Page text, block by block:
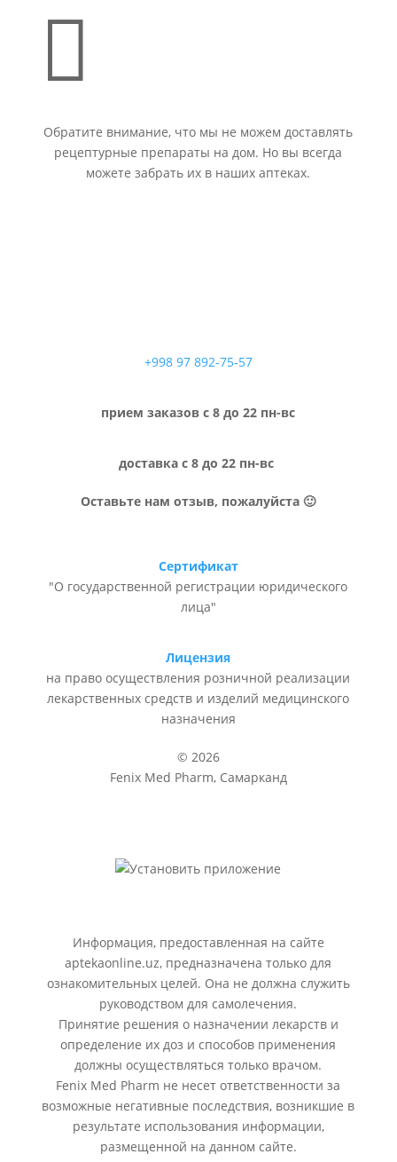

Обратите внимание, что мы не можем доставлять
рецептурные препараты на дом. Но вы всегда
можете забрать их в наших аптеках.
+998 97 892-75-57
прием заказов с 8 до 22 пн-вс
доставка с 8 до 22 пн-вс
Оставьте нам отзыв, пожалуйста 🙂
Сертификат
"О государственной регистрации юридического
лица"
Лицензия
на право осуществления розничной реализации
лекарственных средств и изделий медицинского
назначения
© 2026
Fenix Med Pharm, Самарканд
Информация, предоставленная на сайте
aptekaonline.uz, предназначена только для
ознакомительных целей. Она не должна служить
руководством для самолечения.
Принятие решения о назначении лекарств и
определение их доз и способов применения
должны осуществляться только врачом.
Fenix Med Pharm не несет ответственности за
возможные негативные последствия, возникшие в
результате использования информации,
размещенной на данном сайте.